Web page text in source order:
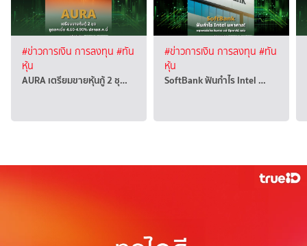
#ข่าวการเงิน การลงทุน #ทัน
หุ้น
AURA เตรียมขายหุ้นกู้ 2 ชุ…
#ข่าวการเงิน การลงทุน #ทัน
หุ้น
SoftBank ฟันกำไร Intel …